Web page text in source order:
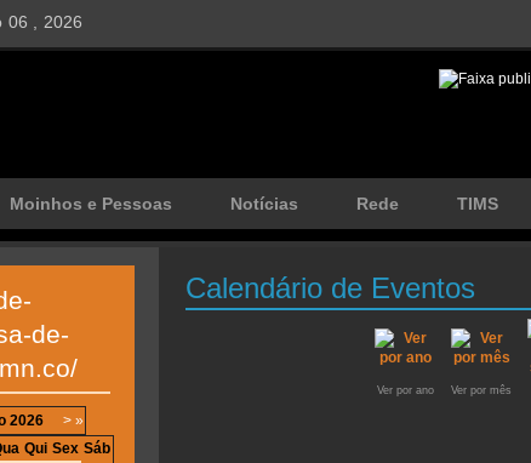
06 , 2026
Moinhos e Pessoas Notícias Rede TIMS
Calendário de Eventos
Ver por ano Ver por mês
de-
2026 > »
Qui Sex Sáb